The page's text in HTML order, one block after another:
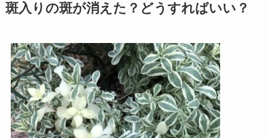
斑入りの斑が消えた？どうすればいい？